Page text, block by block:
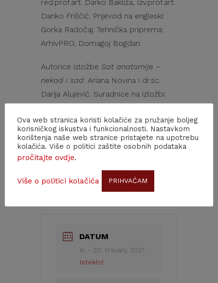
red.prof.art. Darko Bakliža, izv.prof.art.
Danko Friščić. Prijevod na engleski:
Gorka Radočaj. Tehnička priprema:
ArhivPRO, Domagoj Bogdan.
Autorice izložbe Sat anatomije –
nekad i sad: Ariana Novina i dr.sc.
Darija Alujević. Suradnice na izložbi:
Hazarijan Vukić.
Radno vrijeme Galerije Šira: pon –
pet: 9-16 h / 18-20 h; sub: 11-16 h; ned:
DATUM
6. - 20. travanj, 2021
Isteklo!
Ova web stranica koristi kolačiće za pružanje boljeg
korisničkog iskustva i funkcionalnosti. Nastavkom
korištenja naše web stranice pristajete na upotrebu
kolačića. Više o politici zaštite osobnih podataka
pročitajte ovdje.
Više o politici kolačića PRIHVAĆAM